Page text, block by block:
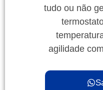
tudo ou não
agilidade